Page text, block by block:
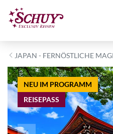
JAPAN - FERNÖSTLICHE
NEU IM PROGRAMM
REISEPASS